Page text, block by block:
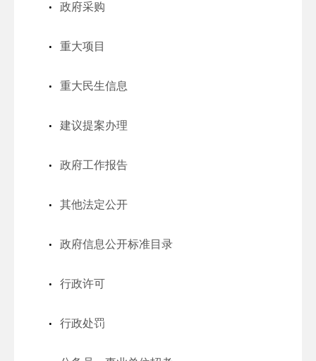
政府采购
重大项目
重大民生信息
建议提案办理
政府工作报告
其他法定公开
政府信息公开标准目录
行政许可
行政处罚